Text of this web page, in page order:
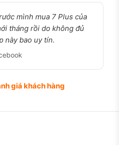
nhẹ có thể qua ngày rưỡi
đủ một ngày. Đây là điểm
rõ.
rung và công nghệ
Người dùng chụp ảnh
mình mua 7 Plus của
tháng rồi do không đủ
này bao uy tín.
giá khách hàng